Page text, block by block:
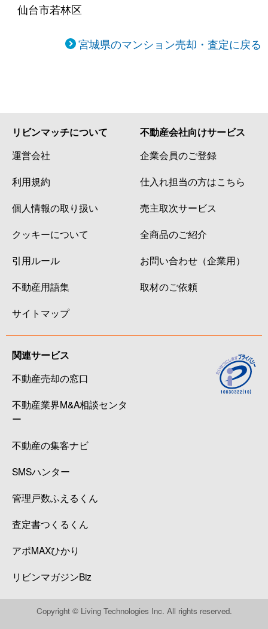
仙台市若林区
宮城県のマンション売却・査定に戻る
リビンマッチについて
運営会社
利用規約
個人情報の取り扱い
クッキーについて
引用ルール
不動産用語集
サイトマップ
不動産会社向けサービス
企業会員のご登録
仕入れ担当の方はこちら
売主取次サービス
全商品のご紹介
お問い合わせ（企業用）
取材のご依頼
関連サービス
不動産売却の窓口
不動産業界M&A相談センタ
ー
不動産の集客ナビ
SMSハンター
管理戸数ふえるくん
査定書つくるくん
アポMAXひかり
リビンマガジンBiz
Copyright © Living Technologies Inc. All rights reserved.